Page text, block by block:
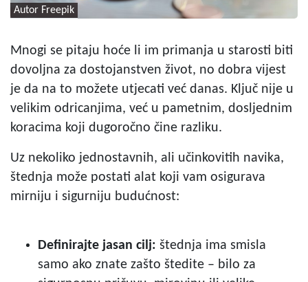
Autor Freepik
Mnogi se pitaju hoće li im primanja u starosti biti
dovoljna za dostojanstven život, no dobra vijest
je da na to možete utjecati već danas. Ključ nije u
velikim odricanjima, već u pametnim, dosljednim
koracima koji dugoročno čine razliku.
Uz nekoliko jednostavnih, ali učinkovitih navika,
štednja može postati alat koji vam osigurava
mirniju i sigurniju budućnost:
Definirajte jasan cilj: štednja ima smisla
samo ako znate zašto štedite – bilo za